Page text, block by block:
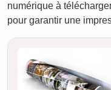
numérique à
pour garantir une